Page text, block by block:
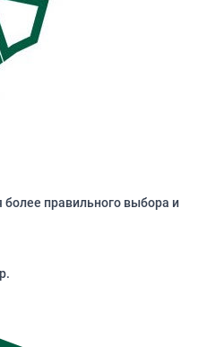
правильного выбора и